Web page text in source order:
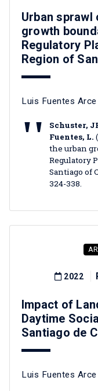
Urban sprawl
growth
Regulatory
Region of
Luis Fuentes Arce
Schuster,
Fuentes, L.
the urban
Regulatory
Santiago of
324-338.
2022
Impact of
Daytime
Santiago de
Luis Fuentes Arce